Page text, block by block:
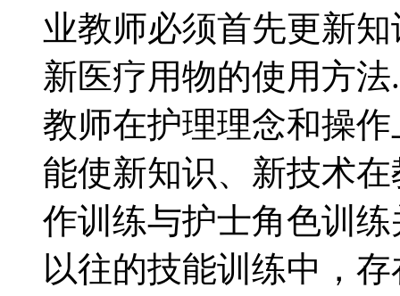
业教师必须首先更新
新医疗用物的使用方
教师在护理理念和操
能使新知识、新技术
作训练与护士角色训
以往的技能训练中，